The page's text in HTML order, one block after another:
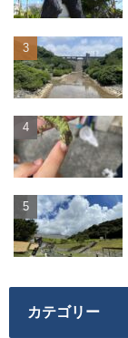
カテゴリー